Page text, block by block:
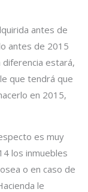
antes de
antes de 2015
diferencia estará,
que tendrá que
en 2015,
es muy
los inmuebles
o en caso de
le